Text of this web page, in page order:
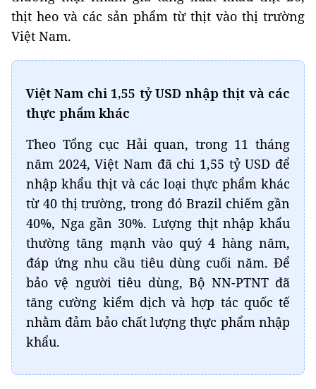
thịt heo và các sản phẩm từ thịt vào thị trường
Việt Nam.
Việt Nam chi 1,55 tỷ USD nhập thịt và các
thực phẩm khác
Theo Tổng cục Hải quan, trong 11 tháng
năm 2024, Việt Nam đã chi 1,55 tỷ USD để
nhập khẩu thịt và các loại thực phẩm khác
từ 40 thị trường, trong đó Brazil chiếm gần
40%, Nga gần 30%. Lượng thịt nhập khẩu
thường tăng mạnh vào quý 4 hàng năm,
đáp ứng nhu cầu tiêu dùng cuối năm. Để
bảo vệ người tiêu dùng, Bộ NN-PTNT đã
tăng cường kiểm dịch và hợp tác quốc tế
nhằm đảm bảo chất lượng thực phẩm nhập
khẩu.